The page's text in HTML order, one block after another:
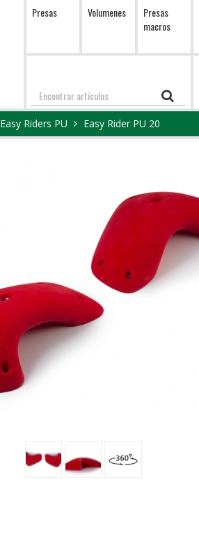
Presas Volumenes
Presas
macros
Encontrar
Easy Riders PU Easy Rider PU 20